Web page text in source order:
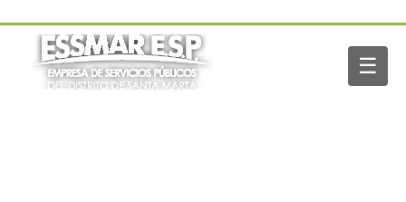
☰
Navegación
principal
Inicio
Nosotros